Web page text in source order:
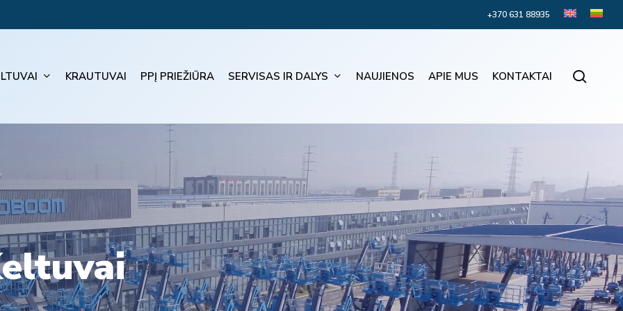
+370 631 88935
KRAUTUVAI PPĮ PRIEŽIŪRA SERVISAS IR DALYS NAUJIENOS APIE MUS KONTAKTAI